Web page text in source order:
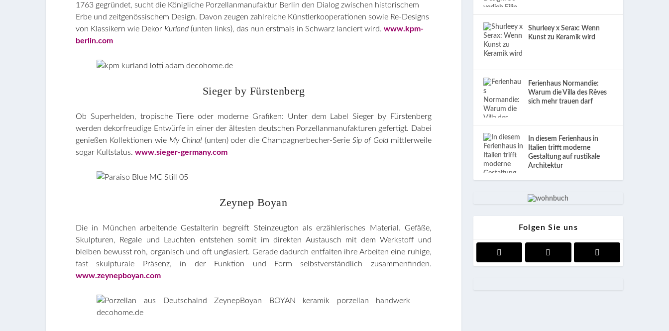
1763 gegründet, sucht die Königliche Porzellanmanufaktur Berlin den Dialog zwischen historischem
Erbe und zeitgenössischem Design. Davon zeugen zahlreiche Künstlerkooperationen sowie Re-Designs
von Klassikern wie Dekor Kurland (unten links), das nun erstmals in Schwarz lanciert wird. www.kpm-
berlin.com
Sieger by Fürstenberg
Ob Superhelden, tropische Tiere oder moderne Grafiken: Unter dem Label Sieger by Fürstenberg
werden dekorfreudige Entwürfe in einer der ältesten deutschen Porzellanmanufakturen gefertigt. Dabei
genießen Kollektionen wie My China! (unten) oder die Champagnerbecher-SerieSip of Gold mittlerweile
sogar Kultstatus. www.sieger-germany.com
Zeynep Boyan
Die in München arbeitende Gestalterin begreift Steinzeugton als erzählerisches Material. Gefäße,
Skulpturen, Regale und Leuchten entstehen somit im direkten Austausch mit dem Werkstoff und
bleiben bewusst roh, organisch und oft unglasiert. Gerade dadurch entfalten ihre Arbeiten eine ruhige,
fast skulpturale Präsenz, in der Funktion und Form selbstverständlich zusammenfinden.
www.zeynepboyan.com
Shurleey x Serax: Wenn
Kunst zu Keramik wird
Ferienhaus Normandie:
Warum die Villa des Rêves
sich mehr trauen darf
In diesem Ferienhaus in
Italien trifft moderne
Gestaltung auf rustikale
Architektur
Folgen Sie uns